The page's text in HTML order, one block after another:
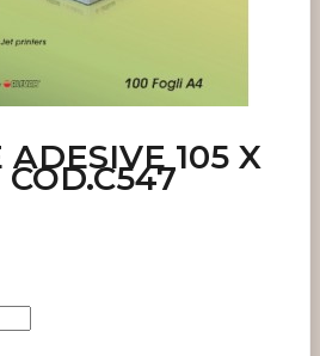
ADESIVE 105 X